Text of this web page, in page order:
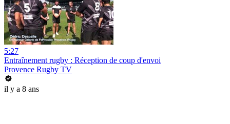
5:27
Entraînement rugby : Réception de coup d'envoi
Provence Rugby TV
il y a 8 ans